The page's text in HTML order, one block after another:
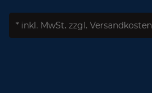
* inkl. MwSt. zzgl. Versandkosten